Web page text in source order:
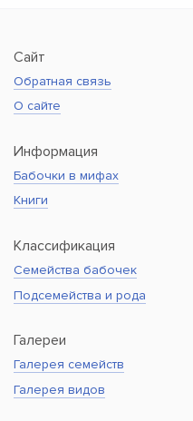
Сайт
Обратная связь
О сайте
Информация
Бабочки в мифах
Книги
Классификация
Семейства бабочек
Подсемейства и рода
Галереи
Галерея семейств
Галерея видов